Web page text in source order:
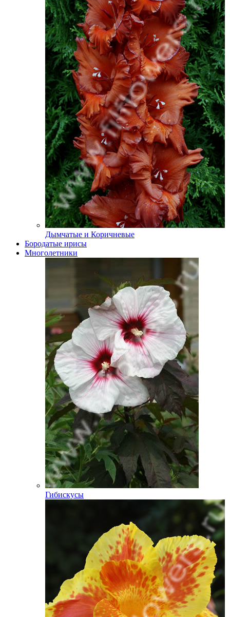
Дымчатые и Коричневые
Бородатые ирисы
Многолетники
Гибискусы